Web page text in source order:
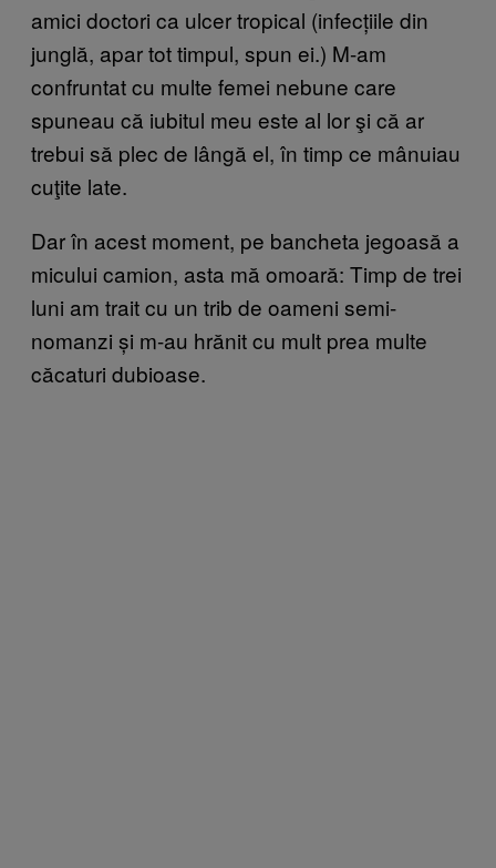
amici doctori ca ulcer tropical (infecțiile din
junglă, apar tot timpul, spun ei.) M-am
confruntat cu multe femei nebune care
spuneau că iubitul meu este al lor şi că ar
trebui să plec de lângă el, în timp ce mânuiau
cuţite late.
Dar în acest moment, pe bancheta jegoasă a
micului camion, asta mă omoară: Timp de trei
luni am trait cu un trib de oameni semi-
nomanzi și m-au hrănit cu mult prea multe
căcaturi dubioase.